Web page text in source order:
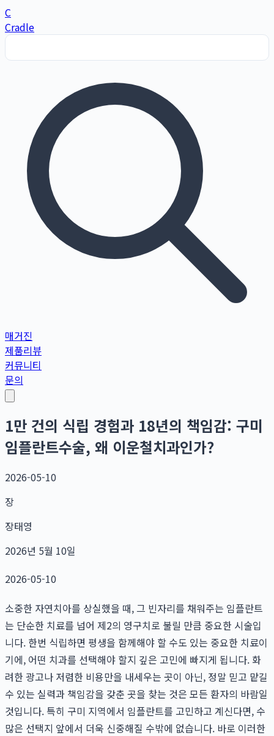
C
Cradle
매거진
제품리뷰
커뮤니티
문의
1만 건의 식립 경험과 18년의 책임감: 구미
임플란트수술, 왜 이운철치과인가?
2026-05-10
장
장태영
2026년 5월 10일
2026-05-10
소중한 자연치아를 상실했을 때, 그 빈자리를 채워주는 임플란트
는 단순한 치료를 넘어 제2의 영구치로 불릴 만큼 중요한 시술입
니다. 한번 식립하면 평생을 함께해야 할 수도 있는 중요한 치료이
기에, 어떤 치과를 선택해야 할지 깊은 고민에 빠지게 됩니다. 화
려한 광고나 저렴한 비용만을 내세우는 곳이 아닌, 정말 믿고 맡길
수 있는 실력과 책임감을 갖춘 곳을 찾는 것은 모든 환자의 바람일
것입니다. 특히 구미 지역에서 임플란트를 고민하고 계신다면, 수
많은 선택지 앞에서 더욱 신중해질 수밖에 없습니다. 바로 이러한